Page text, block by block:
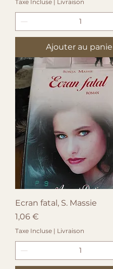
Taxe Incluse Livraison
Ajouter au
Ecran fatal, S. Massie
Prix
1,06 €
Taxe Incluse | Livraison